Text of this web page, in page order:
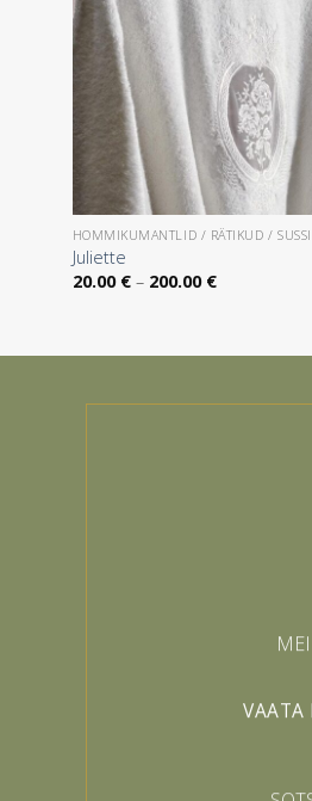
HOMMIKUMANTLID / RÄTIKUD /
Juliette
20.00 € – 200.00 €
VAATA